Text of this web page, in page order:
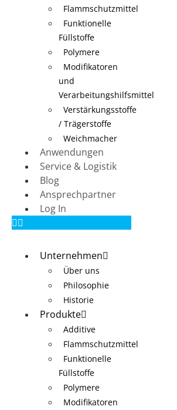
Flammschutzmittel
Funktionelle
Füllstoffe
Polymere
Modifikatoren
und
Verarbeitungshilfsmittel
Verstärkungsstoffe
/ Trägerstoffe
Weichmacher
Anwendungen
Service & Logistik
Blog
Ansprechpartner
Log In
Unternehmen
Über uns
Philosophie
Historie
Produkte
Additive
Flammschutzmittel
Funktionelle
Füllstoffe
Polymere
Modifikatoren